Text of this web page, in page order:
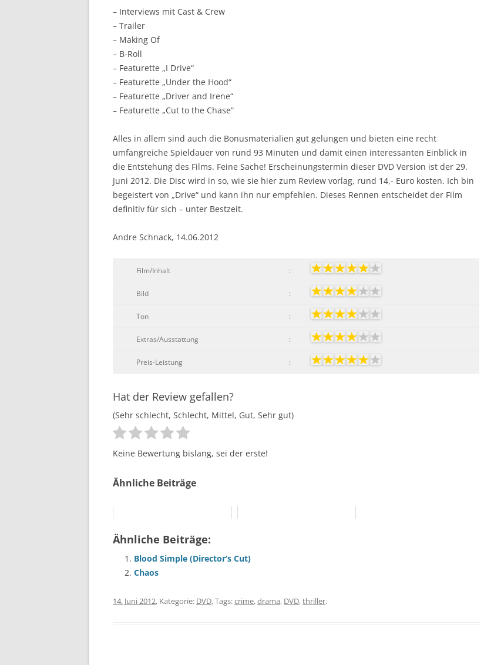
– Interviews mit Cast & Crew
– Trailer
– Making Of
– B-Roll
– Featurette „I Drive“
– Featurette „Under the Hood“
– Featurette „Driver and Irene“
– Featurette „Cut to the Chase“
Alles in allem sind auch die Bonusmaterialien gut gelungen und bieten eine recht
umfangreiche Spieldauer von rund 93 Minuten und damit einen interessanten Einblick in
die Entstehung des Films. Feine Sache! Erscheinungstermin dieser DVD Version ist der 29.
Juni 2012. Die Disc wird in so, wie sie hier zum Review vorlag, rund 14,- Euro kosten. Ich bin
begeistert von „Drive“ und kann ihn nur empfehlen. Dieses Rennen entscheidet der Film
definitiv für sich – unter Bestzeit.
Andre Schnack, 14.06.2012
Film/Inhalt :
Bild :
Ton :
Extras/Ausstattung :
Preis-Leistung :
Hat der Review gefallen?
(Sehr schlecht, Schlecht, Mittel, Gut, Sehr gut)
Keine Bewertung bislang, sei der erste!
Ähnliche Beiträge
Ähnliche Beiträge:
Blood Simple (Director’s Cut)
Chaos
14. Juni 2012, Kategorie: DVD, Tags:crime,drama, DVD,thriller.